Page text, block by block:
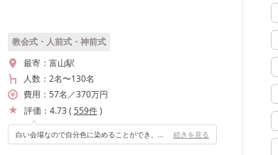
教会式・人前式・神前式
最寄： 富山駅
人数： 2名〜130名
費用： 57名 ／370万円
評価： 4.73( 559件)
白い会場なので自分色に染めることができ、オリジナルの空間が作れました！ また、貸切のプライベートガーデンが併設されているので、ゲストともアットホームに楽しむことができました。 そして、オープンキッチンもついているためアツアツのお料理でゲストにも喜んでもらえます！ 続きを見る